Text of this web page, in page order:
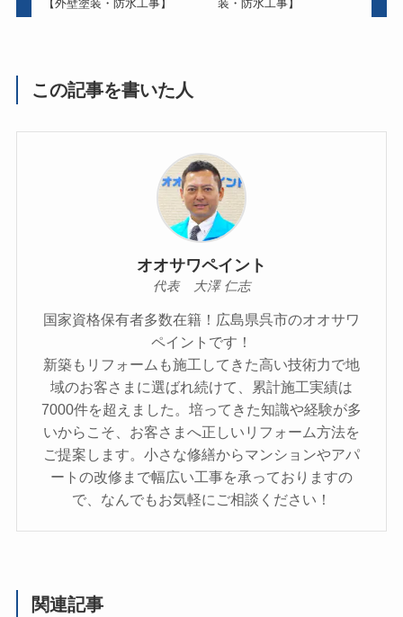
【外壁塗装・防水工事】 装・防水工事】
この記事を書いた人
オオサワペイント
代表 大澤 仁志
国家資格保有者多数在籍！広島県呉市のオオサワ
ペイントです！
新築もリフォームも施工してきた高い技術力で地
域のお客さまに選ばれ続けて、累計施工実績は
7000件を超えました。培ってきた知識や経験が多
いからこそ、お客さまへ正しいリフォーム方法を
ご提案します。小さな修繕からマンションやアパ
ートの改修まで幅広い工事を承っておりますの
で、なんでもお気軽にご相談ください！
関連記事